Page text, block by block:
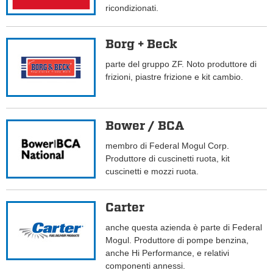
ricondizionati.
Borg + Beck
parte del gruppo ZF. Noto produttore di
frizioni, piastre frizione e kit cambio.
Bower / BCA
membro di Federal Mogul Corp.
Produttore di cuscinetti ruota, kit
cuscinetti e mozzi ruota.
Carter
anche questa azienda è parte di Federal
Mogul. Produttore di pompe benzina,
anche Hi Performance, e relativi
componenti annessi.